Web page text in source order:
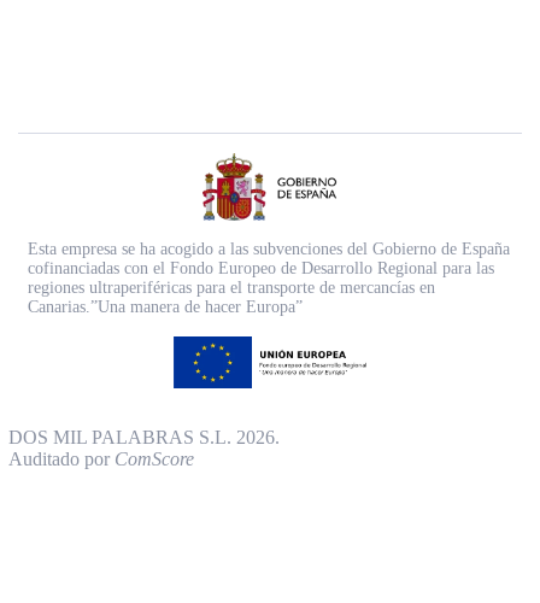
Esta empresa se ha acogido a las subvenciones del Gobierno de España
cofinanciadas con el Fondo Europeo de Desarrollo Regional para las
regiones ultraperiféricas para el transporte de mercancías en
Canarias.”Una manera de hacer Europa”
DOS MIL PALABRAS S.L. 2026.
Auditado por ComScore